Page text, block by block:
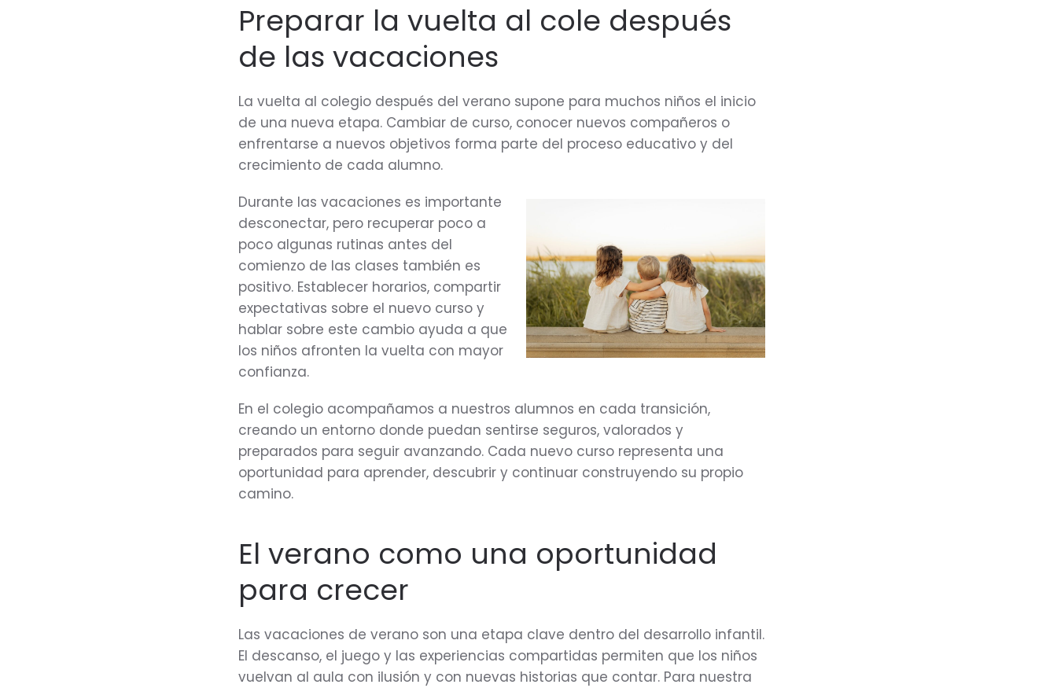
Preparar la vuelta al cole después
de las vacaciones
La vuelta al colegio después del verano supone para muchos niños el inicio
de una nueva etapa. Cambiar de curso, conocer nuevos compañeros o
enfrentarse a nuevos objetivos forma parte del proceso educativo y del
crecimiento de cada alumno.
Durante las vacaciones es importante
desconectar, pero recuperar poco a
poco algunas rutinas antes del
comienzo de las clases también es
positivo. Establecer horarios, compartir
expectativas sobre el nuevo curso y
hablar sobre este cambio ayuda a que
los niños afronten la vuelta con mayor
confianza.
En el colegio acompañamos a nuestros alumnos en cada transición,
creando un entorno donde puedan sentirse seguros, valorados y
preparados para seguir avanzando. Cada nuevo curso representa una
oportunidad para aprender, descubrir y continuar construyendo su propio
camino.
El verano como una oportunidad
para crecer
Las vacaciones de verano son una etapa clave dentro del desarrollo infantil.
El descanso, el juego y las experiencias compartidas permiten que los niños
vuelvan al aula con ilusión y con nuevas historias que contar. Para nuestra